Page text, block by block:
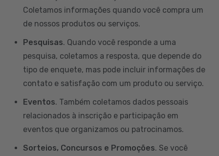
Coletamos informações quando você compra um
de nossos produtos ou serviços.
Pesquisas. Quando você responde a uma
pesquisa, coletamos a resposta, que depende do
tipo de enquete, mas pode incluir informações de
contato e satisfação com um produto ou serviço.
Eventos. Também coletamos dados pessoais
relacionados à inscrição e participação em
eventos que organizamos ou patrocinamos.
Sorteios, Concursos e Promoções. Se você